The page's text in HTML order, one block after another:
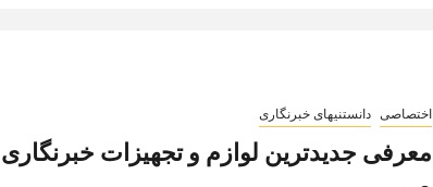
اختصاصی دانستنیهای خبرنگاری
معرفی جدیدترین لوازم و تجهیزات خبرنگاری